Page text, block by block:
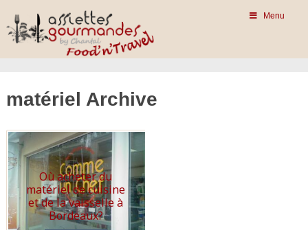
Menu
matériel Archive
Où acheter du
matériel de cuisine
et de la vaisselle à
Bordeaux?